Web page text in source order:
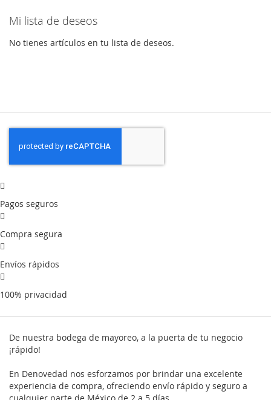
Mi lista de deseos
No tienes artículos en tu lista de deseos.
Pagos seguros
Compra segura
Envíos rápidos
100% privacidad
De nuestra bodega de mayoreo, a la puerta de tu negocio
¡rápido!
En Denovedad nos esforzamos por brindar una excelente
experiencia de compra, ofreciendo envío rápido y seguro a